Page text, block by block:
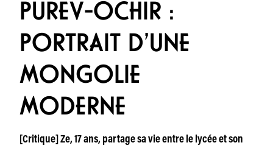
PUREV-OCHIR :
PORTRAIT D’UNE
MONGOLIE
MODERNE
[Critique] Ze, 17 ans, partage sa vie entre le lycée et son